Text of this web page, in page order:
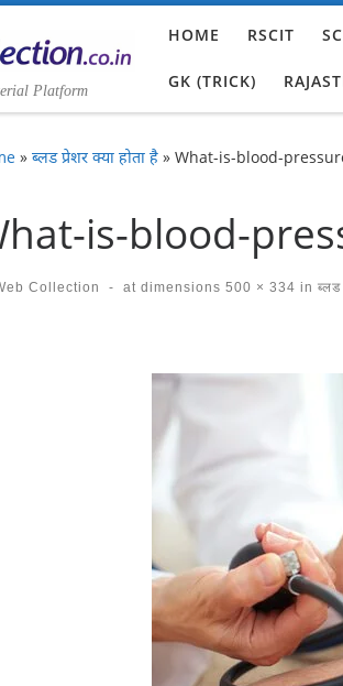
Platform
HOME RSCIT
GK (TRICK)
» ब्लड प्रेशर क्या होता है » What-is-blood-
is-blood-
Collection - at dimensions 500 × 334 in ब्लड